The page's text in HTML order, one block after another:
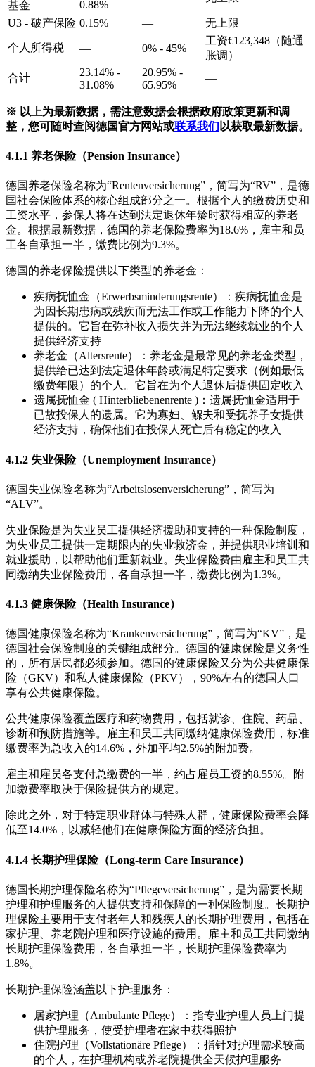
基金 0.88%
U3 - 破产保险 0.15% — 无上限
个人所得税 — 0% - 45%
工资€123,348（随通
胀调）
合计
23.14% -
31.08%
20.95% -
65.95%
—
※ 以上为最新数据，需注意数据会根据政府政策更新和调
整，您可随时查阅德国官方网站或联系我们 以获取最新数据。
4.1.1 养老保险（Pension Insurance）
德国养老保险名称为“Rentenversicherung”，简写为“RV”，是德
国社会保险体系的核心组成部分之一。根据个人的缴费历史和
工资水平，参保人将在达到法定退休年龄时获得相应的养老
金。根据最新数据，德国的养老保险费率为18.6%，雇主和员
工各自承担一半，缴费比例为9.3%。
德国的养老保险提供以下类型的养老金：
疾病抚恤金（Erwerbsminderungsrente）：疾病抚恤金是
为因长期患病或残疾而无法工作或工作能力下降的个人
提供的。它旨在弥补收入损失并为无法继续就业的个人
提供经济支持
养老金（Altersrente）：养老金是最常见的养老金类型，
提供给已达到法定退休年龄或满足特定要求（例如最低
缴费年限）的个人。它旨在为个人退休后提供固定收入
遗属抚恤金 ( Hinterbliebenenrente )：遗属抚恤金适用于
已故投保人的遗属。它为寡妇、鳏夫和受抚养子女提供
经济支持，确保他们在投保人死亡后有稳定的收入
4.1.2 失业保险（Unemployment Insurance）
德国失业保险名称为“Arbeitslosenversicherung”，简写为
“ALV”。
失业保险是为失业员工提供经济援助和支持的一种保险制度，
为失业员工提供一定期限内的失业救济金，并提供职业培训和
就业援助，以帮助他们重新就业。失业保险费由雇主和员工共
同缴纳失业保险费用，各自承担一半，缴费比例为1.3%。
4.1.3 健康保险（Health Insurance）
德国健康保险名称为“Krankenversicherung”，简写为“KV”，是
德国社会保险制度的关键组成部分。德国的健康保险是义务性
的，所有居民都必须参加。德国的健康保险又分为公共健康保
险（GKV）和私人健康保险（PKV），90%左右的德国人口
享有公共健康保险。
公共健康保险覆盖医疗和药物费用，包括就诊、住院、药品、
诊断和预防措施等。雇主和员工共同缴纳健康保险费用，标准
缴费率为总收入的14.6%，外加平均2.5%的附加费。
雇主和雇员各支付总缴费的一半，约占雇员工资的8.55%。附
加缴费率取决于保险提供方的规定。
除此之外，对于特定职业群体与特殊人群，健康保险费率会降
低至14.0%，以减轻他们在健康保险方面的经济负担。
4.1.4 长期护理保险（Long-term Care Insurance）
德国长期护理保险名称为“Pflegeversicherung”，是为需要长期
护理和护理服务的人提供支持和保障的一种保险制度。长期护
理保险主要用于支付老年人和残疾人的长期护理费用，包括在
家护理、养老院护理和医疗设施的费用。雇主和员工共同缴纳
长期护理保险费用，各自承担一半，长期护理保险费率为
1.8%。
长期护理保险涵盖以下护理服务：
居家护理（Ambulante Pflege）：指专业护理人员上门提
供护理服务，使受护理者在家中获得照护
住院护理（Vollstationäre Pflege）：指针对护理需求较高
的个人，在护理机构或养老院提供全天候护理服务